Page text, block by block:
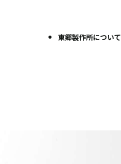
東郷製作所について